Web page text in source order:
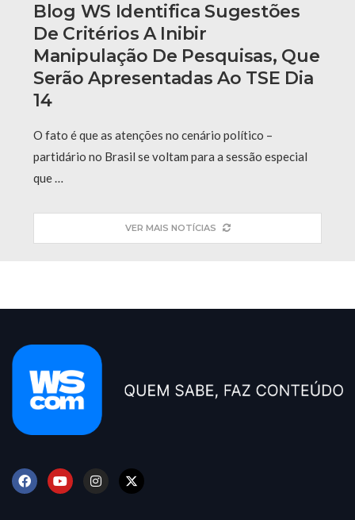
Blog WS Identifica Sugestões
De Critérios A Inibir
Manipulação De Pesquisas, Que
Serão Apresentadas Ao TSE Dia
14
O fato é que as atenções no cenário político –
partidário no Brasil se voltam para a sessão especial
que …
VER MAIS NOTÍCIAS